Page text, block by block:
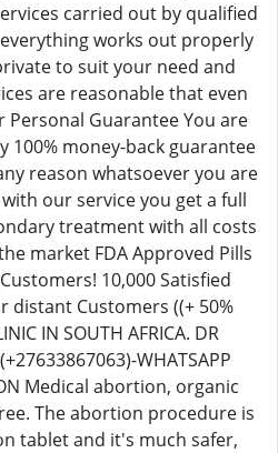
carried out by qualified
works out properly
to suit your need and
are reasonable that even
Guarantee You are
100% money-back guarantee
reason whatsoever you are
our service you get a full
treatment with all costs
market FDA Approved Pills
10,000 Satisfied
distant Customers ((+ 50%
IN SOUTH AFRICA. DR
WHATSAPP
Medical abortion, organic
The abortion procedure is
tablet and it's much safer,